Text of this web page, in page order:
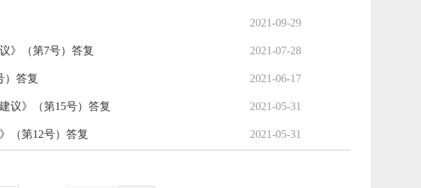
2021-09-29
》（第7号）答复 2021-07-28
）答复 2021-06-17
议》（第15号）答复 2021-05-31
（第12号）答复 2021-05-31